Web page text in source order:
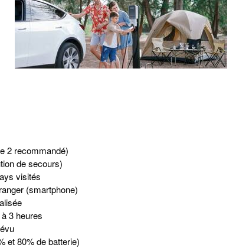
2 recommandé)
de secours)
visités
(smartphone)
3 heures
et 80% de batterie)